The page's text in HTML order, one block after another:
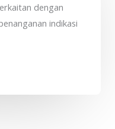
dengan
indikasi